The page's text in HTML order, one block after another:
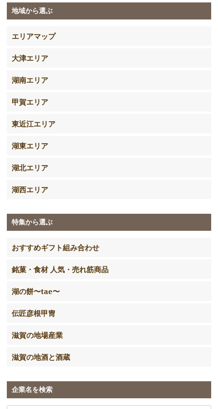
地域から選ぶ
エリアマップ
大津エリア
湖南エリア
甲賀エリア
東近江エリア
湖東エリア
湖北エリア
湖西エリア
特集から選ぶ
おすすめギフト組み合わせ
銘菓・食材 人気・売れ筋商品
湖の餅〜tae〜
伝匠彦根甲冑
滋賀の地場産業
滋賀の地酒と酒蔵
企業名を検索